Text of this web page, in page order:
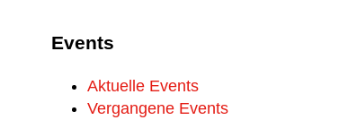
Events
Aktuelle Events
Vergangene Events